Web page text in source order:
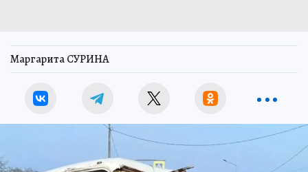
Маргарита СУРИНА